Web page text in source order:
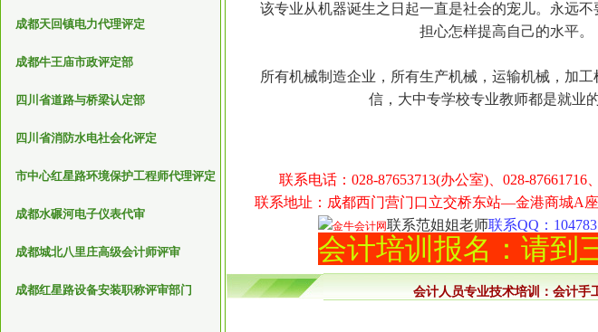
成都天回镇电力代理评定
成都牛王庙市政评定部
四川省道路与桥梁认定部
四川省消防水电社会化评定
市中心红星路环境保护工程师代理评定
成都水碾河电子仪表代审
成都城北八里庄高级会计师评审
成都红星路设备安装职称评审部门
该专业从机器诞生之日起一直是社会的宠儿。永远不
担心怎样提高自己的水平。
所有机械制造企业，所有生产机械，运输机械，加工
信，大中专学校专业教师都是就业的
联系电话：028-87653713(办公室)、028-87661716
联系地址：成都西门营门口立交桥东站—金港商城A
联系范姐姐老师联系QQ：
会计培训报名：请到
会计人员专业技术培训：会计手